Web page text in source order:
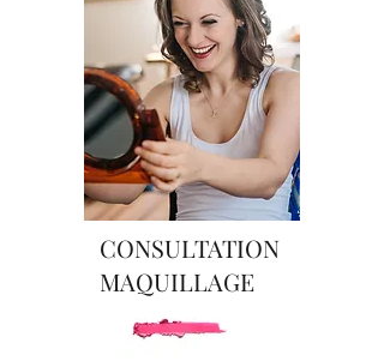
CONSULTATION
MAQUILLAGE